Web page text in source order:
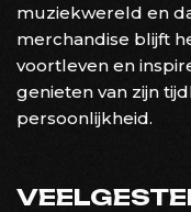
muziekwereld en
merchandise blijft
voortleven en
genieten van zijn
persoonlijkheid.